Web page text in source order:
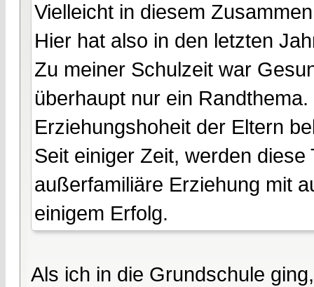
Vielleicht in diesem
Hier hat also in den letzten
Zu meiner Schulzeit war
überhaupt nur ein
Erziehungshoheit der Eltern
Seit einiger Zeit, werden
außerfamiliäre Erziehung mit
einigem Erfolg.
Als ich in die Grundschule